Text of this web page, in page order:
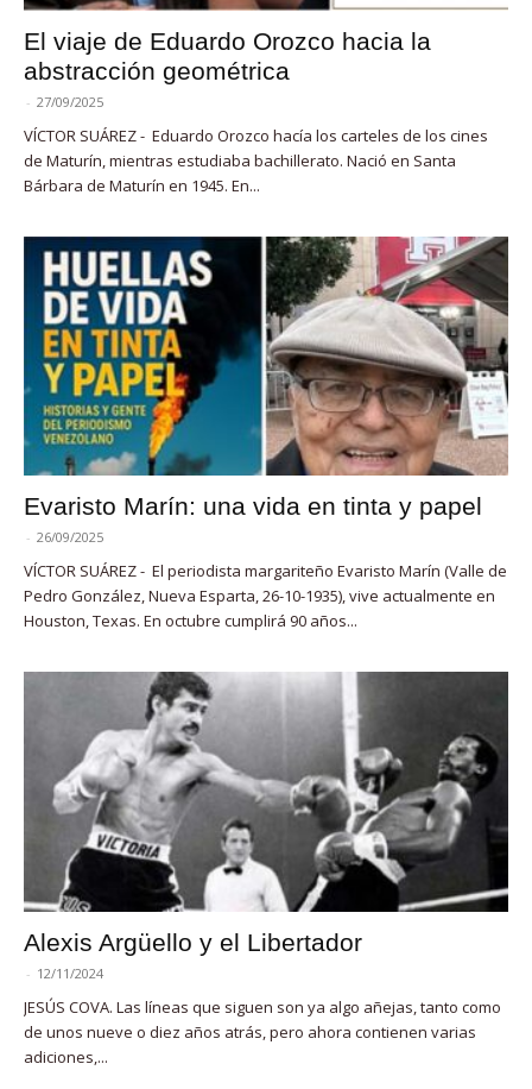
El viaje de Eduardo Orozco hacia la
abstracción geométrica
- 27/09/2025
VÍCTOR SUÁREZ - Eduardo Orozco hacía los carteles de los cines
de Maturín, mientras estudiaba bachillerato. Nació en Santa
Bárbara de Maturín en 1945. En...
Evaristo Marín: una vida en tinta y papel
- 26/09/2025
VÍCTOR SUÁREZ - El periodista margariteño Evaristo Marín (Valle de
Pedro González, Nueva Esparta, 26-10-1935), vive actualmente en
Houston, Texas. En octubre cumplirá 90 años...
Alexis Argüello y el Libertador
- 12/11/2024
JESÚS COVA. Las líneas que siguen son ya algo añejas, tanto como
de unos nueve o diez años atrás, pero ahora contienen varias
adiciones,...